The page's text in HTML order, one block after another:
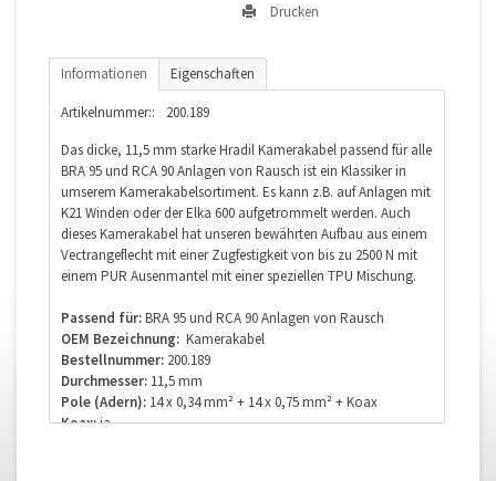
Drucken
Informationen Eigenschaften
Artikelnummer::
200.189
Das dicke, 11,5 mm starke Hradil Kamerakabel passend für alle
BRA 95 und RCA 90 Anlagen von Rausch ist ein Klassiker in
umserem Kamerakabelsortiment. Es kann z.B. auf Anlagen mit
K21 Winden oder der Elka 600 aufgetrommelt werden. Auch
dieses Kamerakabel hat unseren bewährten Aufbau aus einem
Vectrangeflecht mit einer Zugfestigkeit von bis zu 2500 N mit
einem PUR Ausenmantel mit einer speziellen TPU Mischung.
Passend für:BRA 95 und RCA 90 Anlagen von Rausch
OEM Bezeichnung: Kamerakabel
Bestellnummer: 200.189
Durchmesser: 11,5 mm
Pole (Adern): 14 x 0,34 mm² + 14 x 0,75 mm² + Koax
Koax:ja